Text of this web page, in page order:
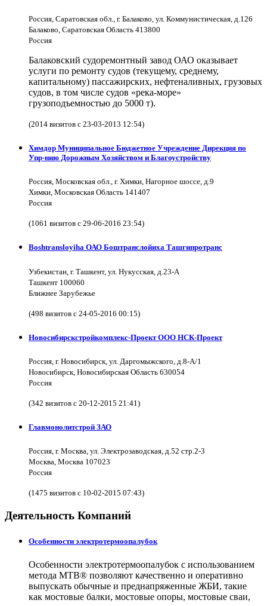
Россия, Саратовская обл., г. Балаково, ул. Коммунистическая, д.126
Балаково, Саратовская Область 413800
Россия
Балаковский судоремонтный завод ОАО оказывает
услуги по ремонту судов (текущему, среднему,
капитальному) пассажирских, нефтеналивных, грузовых
судов, в том числе судов «река-море»
грузоподъемностью до 5000 т).
(2014 визитов с 23-03-2013 12:54)
Химдор Муниципальное Бюджетное Учреждение Дирекция по
Упр-нию Дорожным Хозяйством и Благоустройству
Россия, Московская обл., г. Химки, Нагорное шоссе, д.9
Химки, Московская Область 141407
Россия
(1061 визитов с 29-06-2016 23:54)
Boshtransloyiha ОАО Боштранслойиха Ташгипротранс
Узбекистан, г. Ташкент, ул. Нукусская, д.23-А
Ташкент 100060
Ближнее Зарубежье
(498 визитов с 24-05-2016 00:15)
Новосибирскстройкомплекс-Проект ООО НСК-Проект
Россия, г. Новосибирск, ул. Даргомыжского, д.8-А/1
Новосибирск, Новосибирская Область 630054
Россия
(342 визитов с 20-12-2015 21:41)
Главмонолитстрой ЗАО
Россия, г. Москва, ул. Электрозаводская, д.52 стр.2-3
Москва, Москва 107023
Россия
(1475 визитов с 10-02-2015 07:43)
Деятельность Компаний
Особенности электротермоопалубок
Особенности электротермоопалубок с использованием
метода МТВ® позволяют качественно и оперативно
выпускать обычные и преднапряженные ЖБИ, такие
как мостовые балки, мостовые опоры, мостовые сваи,